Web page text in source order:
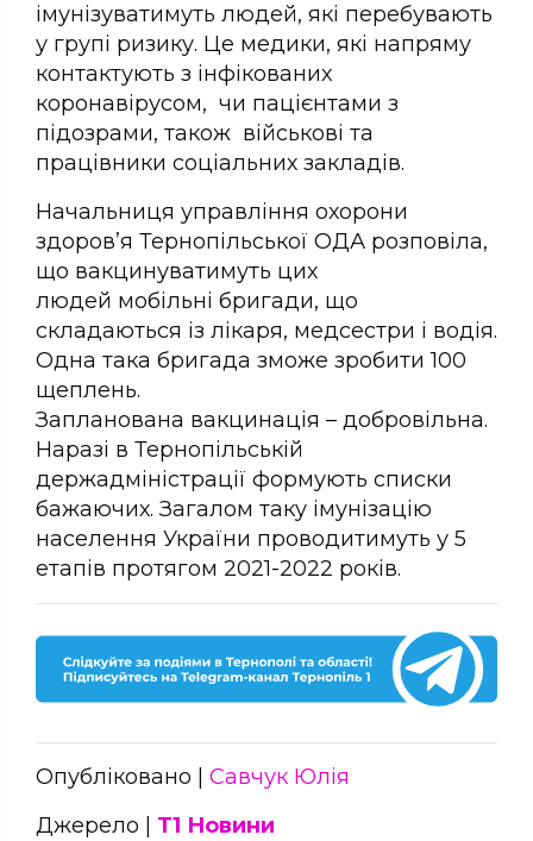
імунізуватимуть людей, які перебувають
у групі ризику. Це медики, які напряму
контактують з інфікованих
коронавірусом, чи пацієнтами з
підозрами, також військові та
працівники соціальних закладів.
Начальниця управління охорони
здоров’я Тернопільської ОДА розповіла,
що вакцинуватимуть цих
людей мобільні бригади, що
складаються із лікаря, медсестри і водія.
Одна така бригада зможе зробити 100
щеплень.
Запланована вакцинація – добровільна.
Наразі в Тернопільській
держадміністрації формують списки
бажаючих. Загалом таку імунізацію
населення України проводитимуть у 5
етапів протягом 2021-2022 років.
Опубліковано | Савчук Юлія
Джерело | Т1 Новини